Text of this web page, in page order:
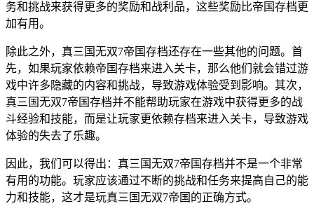
务和挑战来获得更多的奖励和战利品，这些奖励比帝国存档更
加有用。
除此之外，真三国无双7帝国存档还存在一些其他的问题。首
先，如果玩家依赖帝国存档来进入关卡，那么他们就会错过游
戏中许多隐藏的内容和挑战，导致游戏体验受到影响。其次，
真三国无双7帝国存档并不能帮助玩家在游戏中获得更多的战
斗经验和技能，而是让玩家更依赖存档来进入关卡，导致游戏
体验的失去了乐趣。
因此，我们可以得出：真三国无双7帝国存档并不是一个非常
有用的功能。玩家应该通过不断的挑战和任务来提高自己的能
力和技能，这才是玩真三国无双7帝国的正确方式。